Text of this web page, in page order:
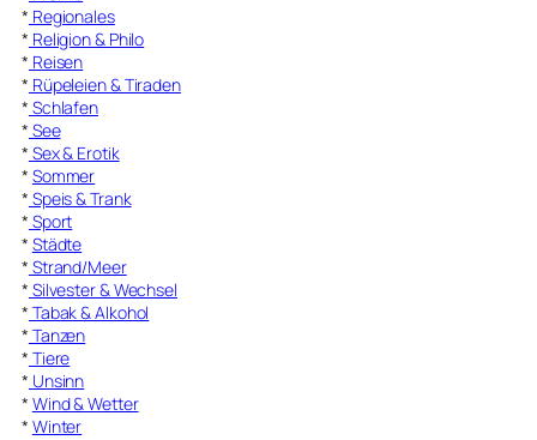
* Regionales
* Religion & Philo
* Reisen
* Rüpeleien & Tiraden
* Schlafen
* See
* Sex & Erotik
* Sommer
* Speis & Trank
* Sport
* Städte
* Strand/Meer
* Silvester & Wechsel
* Tabak & Alkohol
* Tanzen
* Tiere
* Unsinn
* Wind & Wetter
* Winter